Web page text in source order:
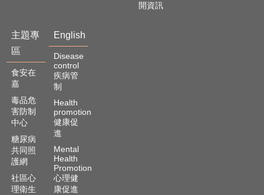
開資訊
主題專
區
食安在
嘉
毒品危
害防制
中心
糖尿病
共同照
護網
社區心
理衛生
English
Disease
control
疾病管
制
Health
promotion
健康促
進
Mental
Health
Promotion
心理健
康促進